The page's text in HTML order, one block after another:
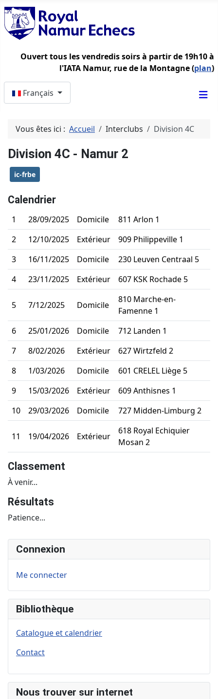
Ouvert tous les vendredis soirs à partir de 19h10 à
l'IATA Namur, rue de la Montagne (plan)
Français
Vous êtes ici : Accueil Interclubs Division 4C
Division 4C - Namur 2
ic-frbe
Calendrier
1 28/09/2025 Domicile
811 Arlon 1
2
12/10/2025 Extérieur
909 Philippeville 1
3
16/11/2025 Domicile
230 Leuven Centraal 5
4
23/11/2025 Extérieur 607 KSK Rochade 5
5 7/12/2025 Domicile
810 Marche-en-
Famenne 1
6
25/01/2026 Domicile
712 Landen 1
7
8/02/2026 Extérieur
627 Wirtzfeld 2
8
1/03/2026 Domicile
601 CRELEL Liège 5
9
15/03/2026 Extérieur
609 Anthisnes 1
10
29/03/2026 Domicile 727 Midden-Limburg 2
11 19/04/2026 Extérieur
618 Royal Echiquier
Mosan 2
Classement
À venir...
Résultats
Patience...
Connexion
Me connecter
Bibliothèque
Catalogue et calendrier
Contact
Nous trouver sur internet